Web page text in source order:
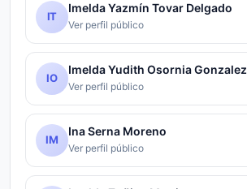
IT
Imelda Yazmín Tovar Delgado
Ver perfil público
IO
Imelda Yudith Osornia Gonzalez
Ver perfil público
IM
Ina Serna Moreno
Ver perfil público